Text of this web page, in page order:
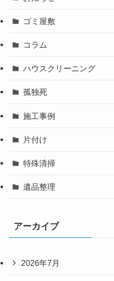
ゴミ屋敷
コラム
ハウスクリーニング
孤独死
施工事例
片付け
特殊清掃
遺品整理
アーカイブ
2026年7月